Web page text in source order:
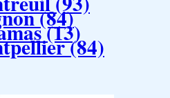
(84)
(13)(84)